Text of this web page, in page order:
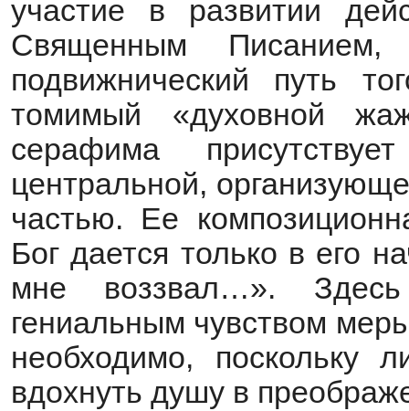
участие в развитии
Священным Писанием,
подвижнический путь
томимый «духовной
серафима
центральной,
частью. Ее
Бог дается только в его
мне воззвал…».
гениальным чувством
необходимо,
вдохнуть душу в